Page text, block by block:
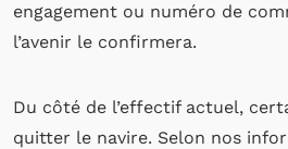
engagement ou numéro de
l’avenir le confirmera.
Du côté de l’effectif actuel,
quitter le navire. Selon nos